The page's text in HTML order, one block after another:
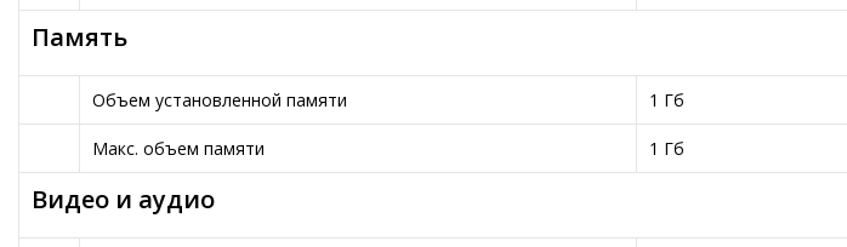
Память
Объем установленной памяти 1 Гб
Макс. объем памяти 1 Гб
Видео и аудио